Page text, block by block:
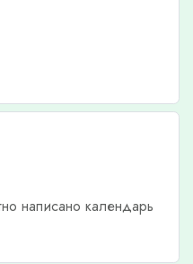
написано календарь